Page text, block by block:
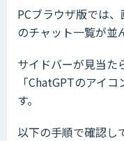
PCブラウザ版では
のチャット一覧が並
サイドバーが見当た
「ChatGPTのアイ
す。
以下の手順で確認し